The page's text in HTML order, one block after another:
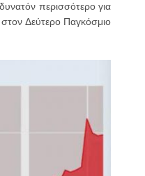
περισσότερο για
Δεύτερο Παγκόσμιο